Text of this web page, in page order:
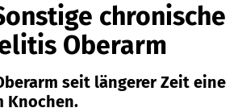
chronische
Oberarm
seit längerer Zeit eine
Knochen.